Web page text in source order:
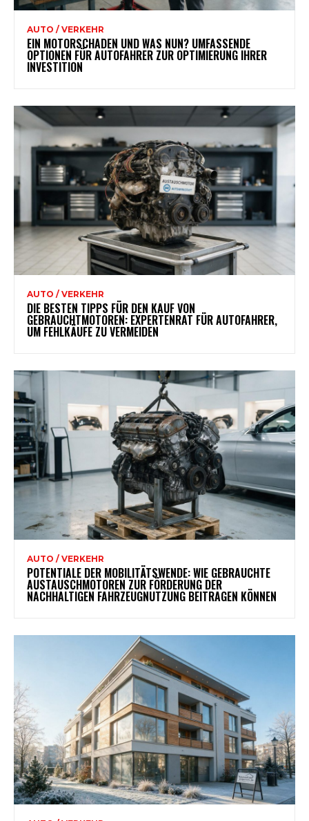
AUTO / VERKEHR
EIN MOTORSCHADEN UND WAS NUN? UMFASSENDE
OPTIONEN FÜR AUTOFAHRER ZUR OPTIMIERUNG IHRER
INVESTITION
AUTO / VERKEHR
DIE BESTEN TIPPS FÜR DEN KAUF VON
GEBRAUCHTMOTOREN: EXPERTENRAT FÜR AUTOFAHRER,
UM FEHLKÄUFE ZU VERMEIDEN
AUTO / VERKEHR
POTENTIALE DER MOBILITÄTSWENDE: WIE GEBRAUCHTE
AUSTAUSCHMOTOREN ZUR FÖRDERUNG DER
NACHHALTIGEN FAHRZEUGNUTZUNG BEITRAGEN KÖNNEN